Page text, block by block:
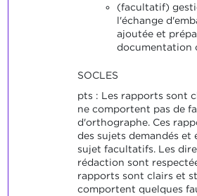
(facultatif)
l'échange
ajoutée et
documentation
SOCLES
pts : Les rapports sont
ne comportent pas de
d'orthographe. Ces
des sujets demandés et
sujet facultatifs. Les
rédaction sont
rapports sont clairs et
comportent quelques